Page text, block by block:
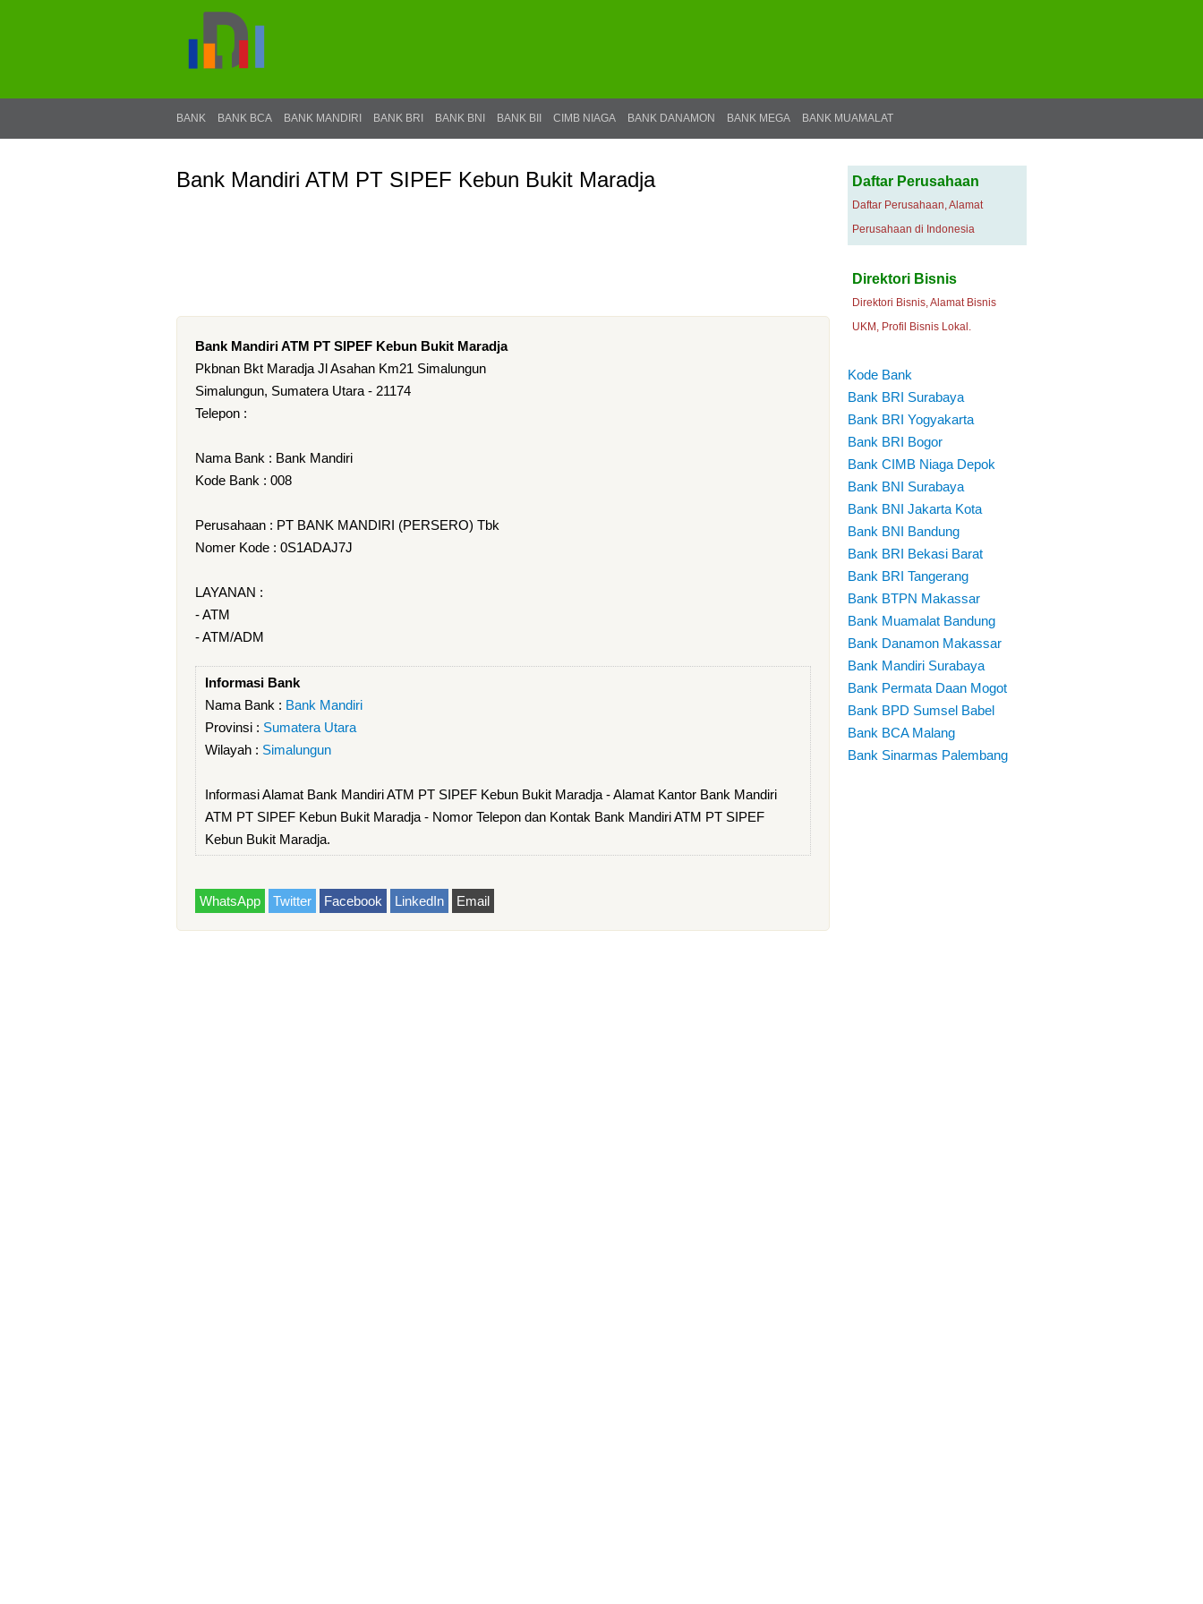
BANK BANK BCA BANK MANDIRI BANK BRI BANK BNI BANK BII CIMB NIAGA BANK DANAMON BANK MEGA BANK MUAMALAT
Bank Mandiri ATM PT SIPEF Kebun Bukit Maradja
Bank Mandiri ATM PT SIPEF Kebun Bukit Maradja
Pkbnan Bkt Maradja Jl Asahan Km21 Simalungun
Simalungun, Sumatera Utara - 21174
Telepon :
Nama Bank : Bank Mandiri
Kode Bank : 008
Perusahaan : PT BANK MANDIRI (PERSERO) Tbk
Nomer Kode : 0S1ADAJ7J
LAYANAN :
- ATM
- ATM/ADM
Informasi Bank
Nama Bank : Bank Mandiri
Provinsi : Sumatera Utara
Wilayah : Simalungun
Informasi Alamat Bank Mandiri ATM PT SIPEF Kebun Bukit Maradja - Alamat Kantor Bank Mandiri
ATM PT SIPEF Kebun Bukit Maradja - Nomor Telepon dan Kontak Bank Mandiri ATM PT SIPEF
Kebun Bukit Maradja.
WhatsApp Twitter Facebook LinkedIn Email
Daftar Perusahaan
Daftar Perusahaan, Alamat
Perusahaan di Indonesia
Direktori Bisnis
Direktori Bisnis, Alamat Bisnis
UKM, Profil Bisnis Lokal.
Kode Bank
Bank BRI Surabaya
Bank BRI Yogyakarta
Bank BRI Bogor
Bank CIMB Niaga Depok
Bank BNI Surabaya
Bank BNI Jakarta Kota
Bank BNI Bandung
Bank BRI Bekasi Barat
Bank BRI Tangerang
Bank BTPN Makassar
Bank Muamalat Bandung
Bank Danamon Makassar
Bank Mandiri Surabaya
Bank Permata Daan Mogot
Bank BPD Sumsel Babel
Bank BCA Malang
Bank Sinarmas Palembang